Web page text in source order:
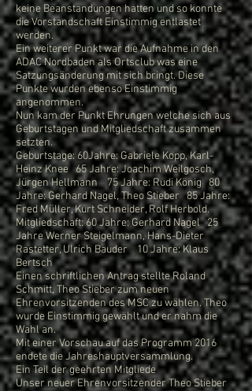
keine Beanstandungen hatten und so konnte
die Vorstandschaft Einstimmig entlastet
werden.
Ein weiterer Punkt war die Aufnahme in den
ADAC Nordbaden als Ortsclub was eine
Satzungsänderung mit sich bringt. Diese
Punkte wurden ebenso Einstimmig
angenommen.
Nun kam der Punkt Ehrungen welche sich aus
Geburtstagen und Mitgliedschaft zusammen
setzten.
Geburtstage: 60Jahre: Gabriele Kopp, Karl-
Heinz Knee 65 Jahre: Joachim Weilgosch,
Jürgen Hellmann 75 Jahre: Rudi König 80
Jahre: Gerhard Nagel, Theo Stieber 85 Jahre:
Fred Müller, Kurt Schneider, Rolf Herbold.
Mitgliedschaft: 60 Jahre: Gerhard Nagel 25
Jahre Werner Steigelmann, Hans-Dieter
Rastetter, Ulrich Bauder 10 Jahre: Klaus
Bertsch
Einen schriftlichen Antrag stellte Roland
Schmitt, Theo Stieber zum neuen
Ehrenvorsitzenden des MSC zu wählen. Theo
wurde Einstimmig gewählt und er nahm die
Wahl an.
Mit einer Vorschau auf das Programm 2016
endete die Jahreshauptversammlung.
Ein Teil der geehrten Mitgliede
Unser neuer Ehrenvorsitzender Theo Stieber